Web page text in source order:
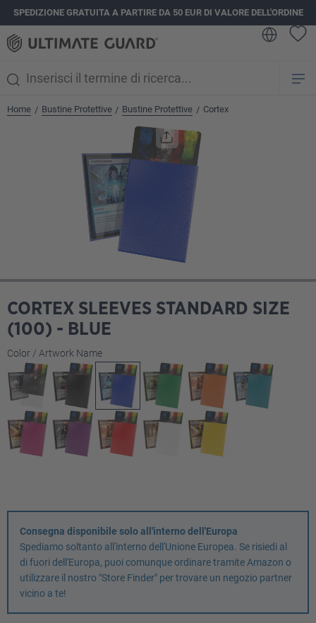
principale
SPEDIZIONE GRATUITA A PARTIRE DA 50 EUR DI VALORE DELL'ORDINE
Home / Bustine Protettive / Bustine Protettive / Cortex
CORTEX SLEEVES STANDARD SIZE
(100) - BLUE
Seleziona
Color / Artwork Name
Consegna disponibile solo all'interno dell'Europa
Spediamo soltanto all'interno dell'Unione Europea. Se risiedi al
di fuori dell'Europa, puoi comunque ordinare tramite Amazon o
utilizzare il nostro "Store Finder" per trovare un negozio partner
vicino a te!